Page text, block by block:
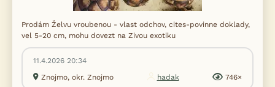
Prodám Želvu vroubenou - vlast odchov, cites-povinne doklady,
vel 5-20 cm, mohu dovezt na Zivou exotiku
11.4.2026 20:34
Znojmo, okr. Znojmo
hadak 746×